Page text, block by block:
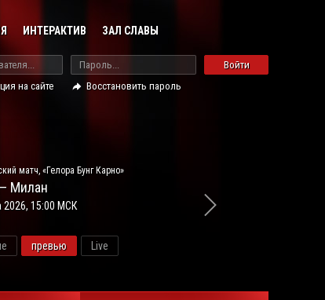
ИНТЕРАКТИВ ЗАЛ СЛАВЫ
Войти
на сайте
Восстановить пароль
матч, «Гелора Бунг Карно»
Милан
2026, 15:00 МСК
превью Live